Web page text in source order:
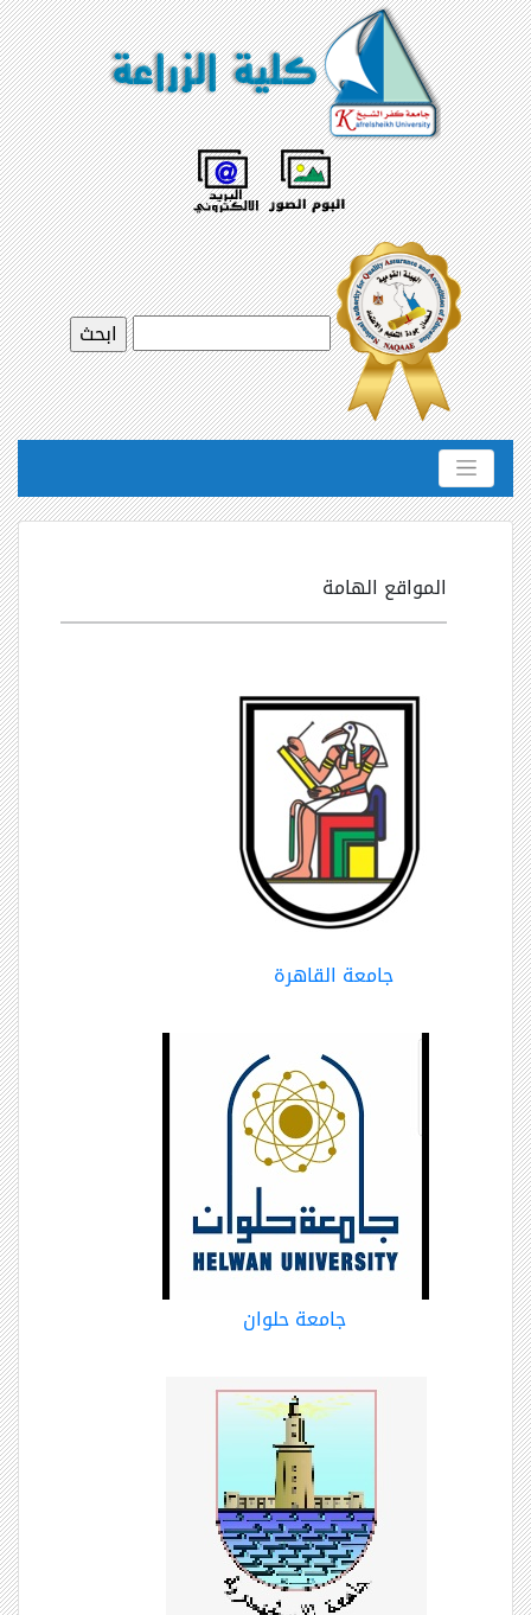
المواقع الهامة
جامعة القاهرة
جامعة حلوان